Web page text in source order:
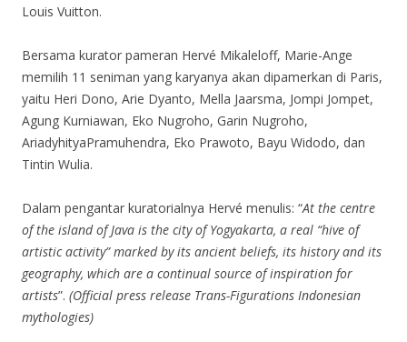
Louis Vuitton.
Bersama kurator pameran Hervé Mikaleloff, Marie-Ange
memilih 11 seniman yang karyanya akan dipamerkan di Paris,
yaitu Heri Dono, Arie Dyanto, Mella Jaarsma, Jompi Jompet,
Agung Kurniawan, Eko Nugroho, Garin Nugroho,
AriadyhityaPramuhendra, Eko Prawoto, Bayu Widodo, dan
Tintin Wulia.
Dalam pengantar kuratorialnya Hervé menulis: “At the centre
of the island of Java is the city of Yogyakarta, a real “hive of
artistic activity” marked by its ancient beliefs, its history and its
geography, which are a continual source of inspiration for
artists”. (Official press release Trans-Figurations Indonesian
mythologies)